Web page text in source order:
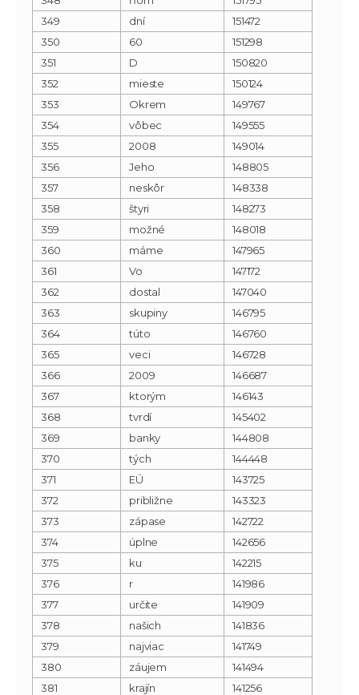
349
dní
151472
350
60
151298
351
D
150820
352
mieste
150124
353
Okrem
149767
354
vôbec
149555
355
2008
149014
356
Jeho
148805
357
neskôr
148338
358
štyri
148273
359
možné
148018
360
máme
147965
361
Vo
147172
362
dostal
147040
363
skupiny
146795
364
túto
146760
365
veci
146728
366
2009
146687
367
ktorým
146143
368
tvrdí
145402
369
banky
144808
370
tých
144448
371
EÚ
143725
372
približne
143323
373
zápase
142722
374
úplne
142656
375
ku
142215
376
r
141986
377
určite
141909
378
našich
141836
379
najviac
141749
380
záujem
141494
381
krajín
141256